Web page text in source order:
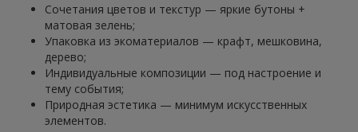
Сочетания цветов и текстур — яркие бутоны +
матовая зелень;
Упаковка из экоматериалов — крафт, мешковина,
дерево;
Индивидуальные композиции — под настроение и
тему события;
Природная эстетика — минимум искусственных
элементов.